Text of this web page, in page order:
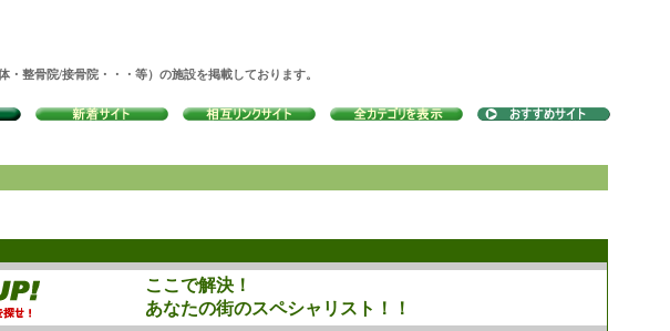
整骨院/接骨院・・・等）の施設を掲載しております。
ここで解決！
あなたの街のスペシャリスト！！